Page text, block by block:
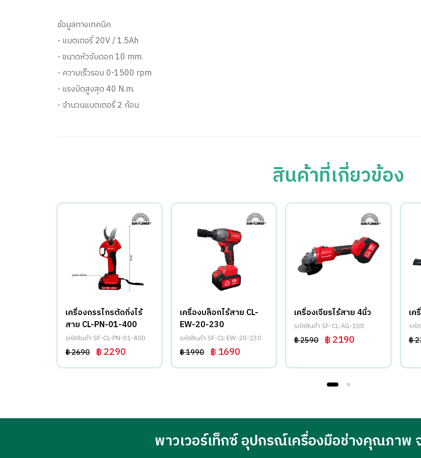
ข้อมูลทางเทคนิค
- แบตเตอรี่ 20V / 1.5Ah
- ขนาดหัวจับดอก 10 mm.
- ความเร็วรอบ 0-1500 rpm
- แรงบิดสูงสุด 40 N.m.
- จำนวนแบตเตอรี่ 2 ก้อน
สินค้าที่เกี่ยวข้อง
เครื่องกรรไกรตัดกิ่งไร้
สาย CL-PN-01-400
รหัสสินค้า SF-CL-PN-01-400
฿ 2690 ฿ 2290
เครื่องบล็อกไร้สาย CL-
EW-20-230
รหัสสินค้า SF-CL-EW-20-230
฿ 1990 ฿ 1690
เครื่องเจียรไร้สาย 4นิ้ว
รหัสสินค้า SF-CL-AG-100
฿ 2590 ฿ 2190
เค
รหั
฿
พาวเวอร์เท็กซ์ อุปกรณ์เครื่องมือช่างคุณภาพ